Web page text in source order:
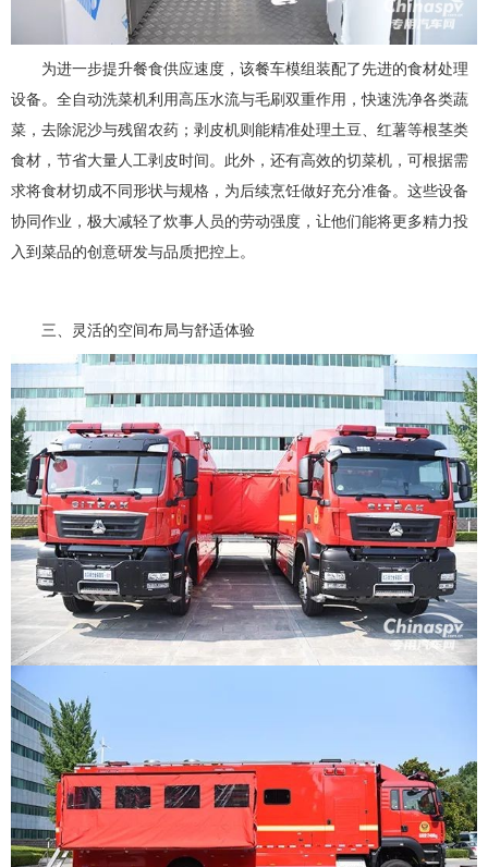
为进一步提升餐食供应速度，该餐车模组装配了先进的食材处理
设备。全自动洗菜机利用高压水流与毛刷双重作用，快速洗净各类蔬
菜，去除泥沙与残留农药；剥皮机则能精准处理土豆、红薯等根茎类
食材，节省大量人工剥皮时间。此外，还有高效的切菜机，可根据需
求将食材切成不同形状与规格，为后续烹饪做好充分准备。这些设备
协同作业，极大减轻了炊事人员的劳动强度，让他们能将更多精力投
入到菜品的创意研发与品质把控上。
三、灵活的空间布局与舒适体验